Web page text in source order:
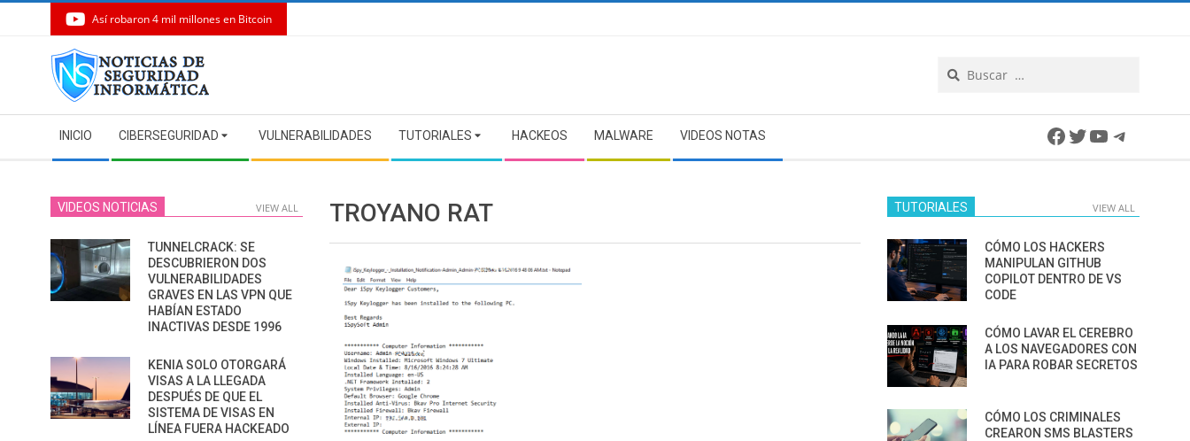
Así robaron 4 mil millones en Bitcoin
Navigation
Menu
INICIO CIBERSEGURIDAD VULNERABILIDADES TUTORIALES HACKEOS MALWARE VIDEOS NOTAS Facebook
Twitter
YouTube
TROYANO RAT
VIDEOS NOTICIAS VIEW ALL
TUNNELCRACK: SE
DESCUBRIERON DOS
VULNERABILIDADES
GRAVES EN LAS VPN QUE
HABÍAN ESTADO
INACTIVAS DESDE 1996
KENIA SOLO OTORGARÁ
VISAS A LA LLEGADA
DESPUÉS DE QUE EL
SISTEMA DE VISAS EN
LÍNEA FUERA HACKEADO
TUTORIALES VIEW ALL
CÓMO LOS HACKERS
MANIPULAN GITHUB
COPILOT DENTRO DE VS
CODE
CÓMO LAVAR EL CEREBRO
A LOS NAVEGADORES CON
IA PARA ROBAR SECRETOS
CÓMO LOS CRIMINALES
CREARON SMS BLASTERS